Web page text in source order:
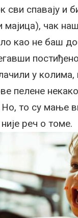
сви спавају и
мајица), чак
као не баш
у колима,
пелене
то су мање
реч о томе.